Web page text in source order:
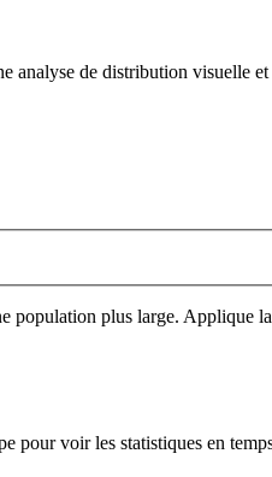
analyse de distribution visuelle
population plus large. Applique
pour voir les statistiques en